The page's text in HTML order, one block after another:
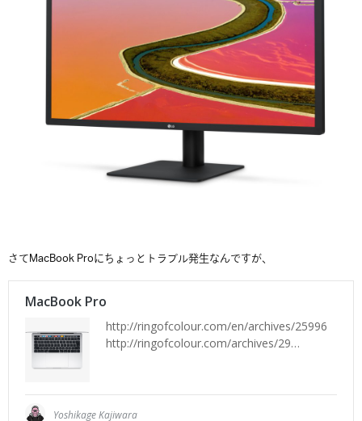
さてMacBook Proにちょっとトラブル発生なんですが、